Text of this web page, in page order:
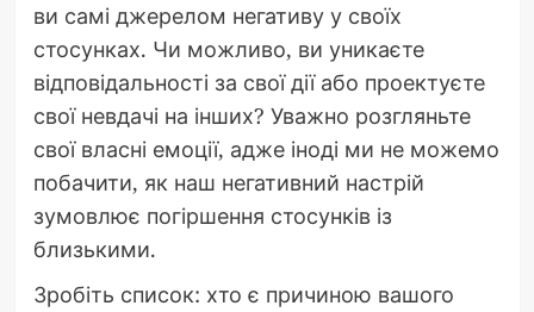
ви самі джерелом негативу у своїх
стосунках. Чи можливо, ви уникаєте
відповідальності за свої дії або проектуєте
свої невдачі на інших? Уважно розгляньте
свої власні емоції, адже іноді ми не можемо
побачити, як наш негативний настрій
зумовлює погіршення стосунків із
близькими.
Зробіть список: хто є причиною вашого